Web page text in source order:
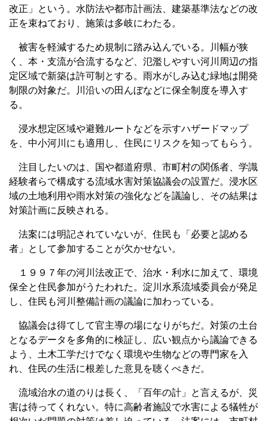
改正」という。水防法や都市計画法、建築基準法などの改
正を束ねており、施策は多岐にわたる。
被害を軽減するため規制に踏み込んでいる。川幅が狭
く、本・支流が合流するなど、氾濫しやすい河川周辺の指
定区域で新築は許可制とする。雨水がしみ込む緑地は開発
制限の対象だ。川沿いの田んぼなどに保全制度を導入す
る。
浸水想定区域や避難ルートなどを示すハザードマップ
を、中小河川にも適用し、住民にリスクを知ってもらう。
注目したいのは、国や都道府県、市町村の関係者、学識
経験者らで構成する流域水害対策協議会の設置だ。浸水区
域の土地利用や雨水対策の強化などを議論し、その結果は
対策計画に反映される。
法案には明記されていないが、住民も「必要と認める
者」として参加することが欠かせない。
１９９７年の河川法改正で、治水・利水に加えて、環境
保全と住民参加がうたわれた。淀川水系流域委員会が発足
し、住民も河川整備計画の議論に加わっている。
協議会は得てして官主導の場になりがちだ。対策の土台
となるデータを多角的に検証し、広い観点から議論できる
よう、土木工学だけでなく環境や生物などの専門家を入
れ、住民の生活に根差した意見を聴くべきだ。
流域治水の道のりは長く、「百年の計」と言えるが、災
害は待ってくれない。特に高齢者施設で水害による犠牲が